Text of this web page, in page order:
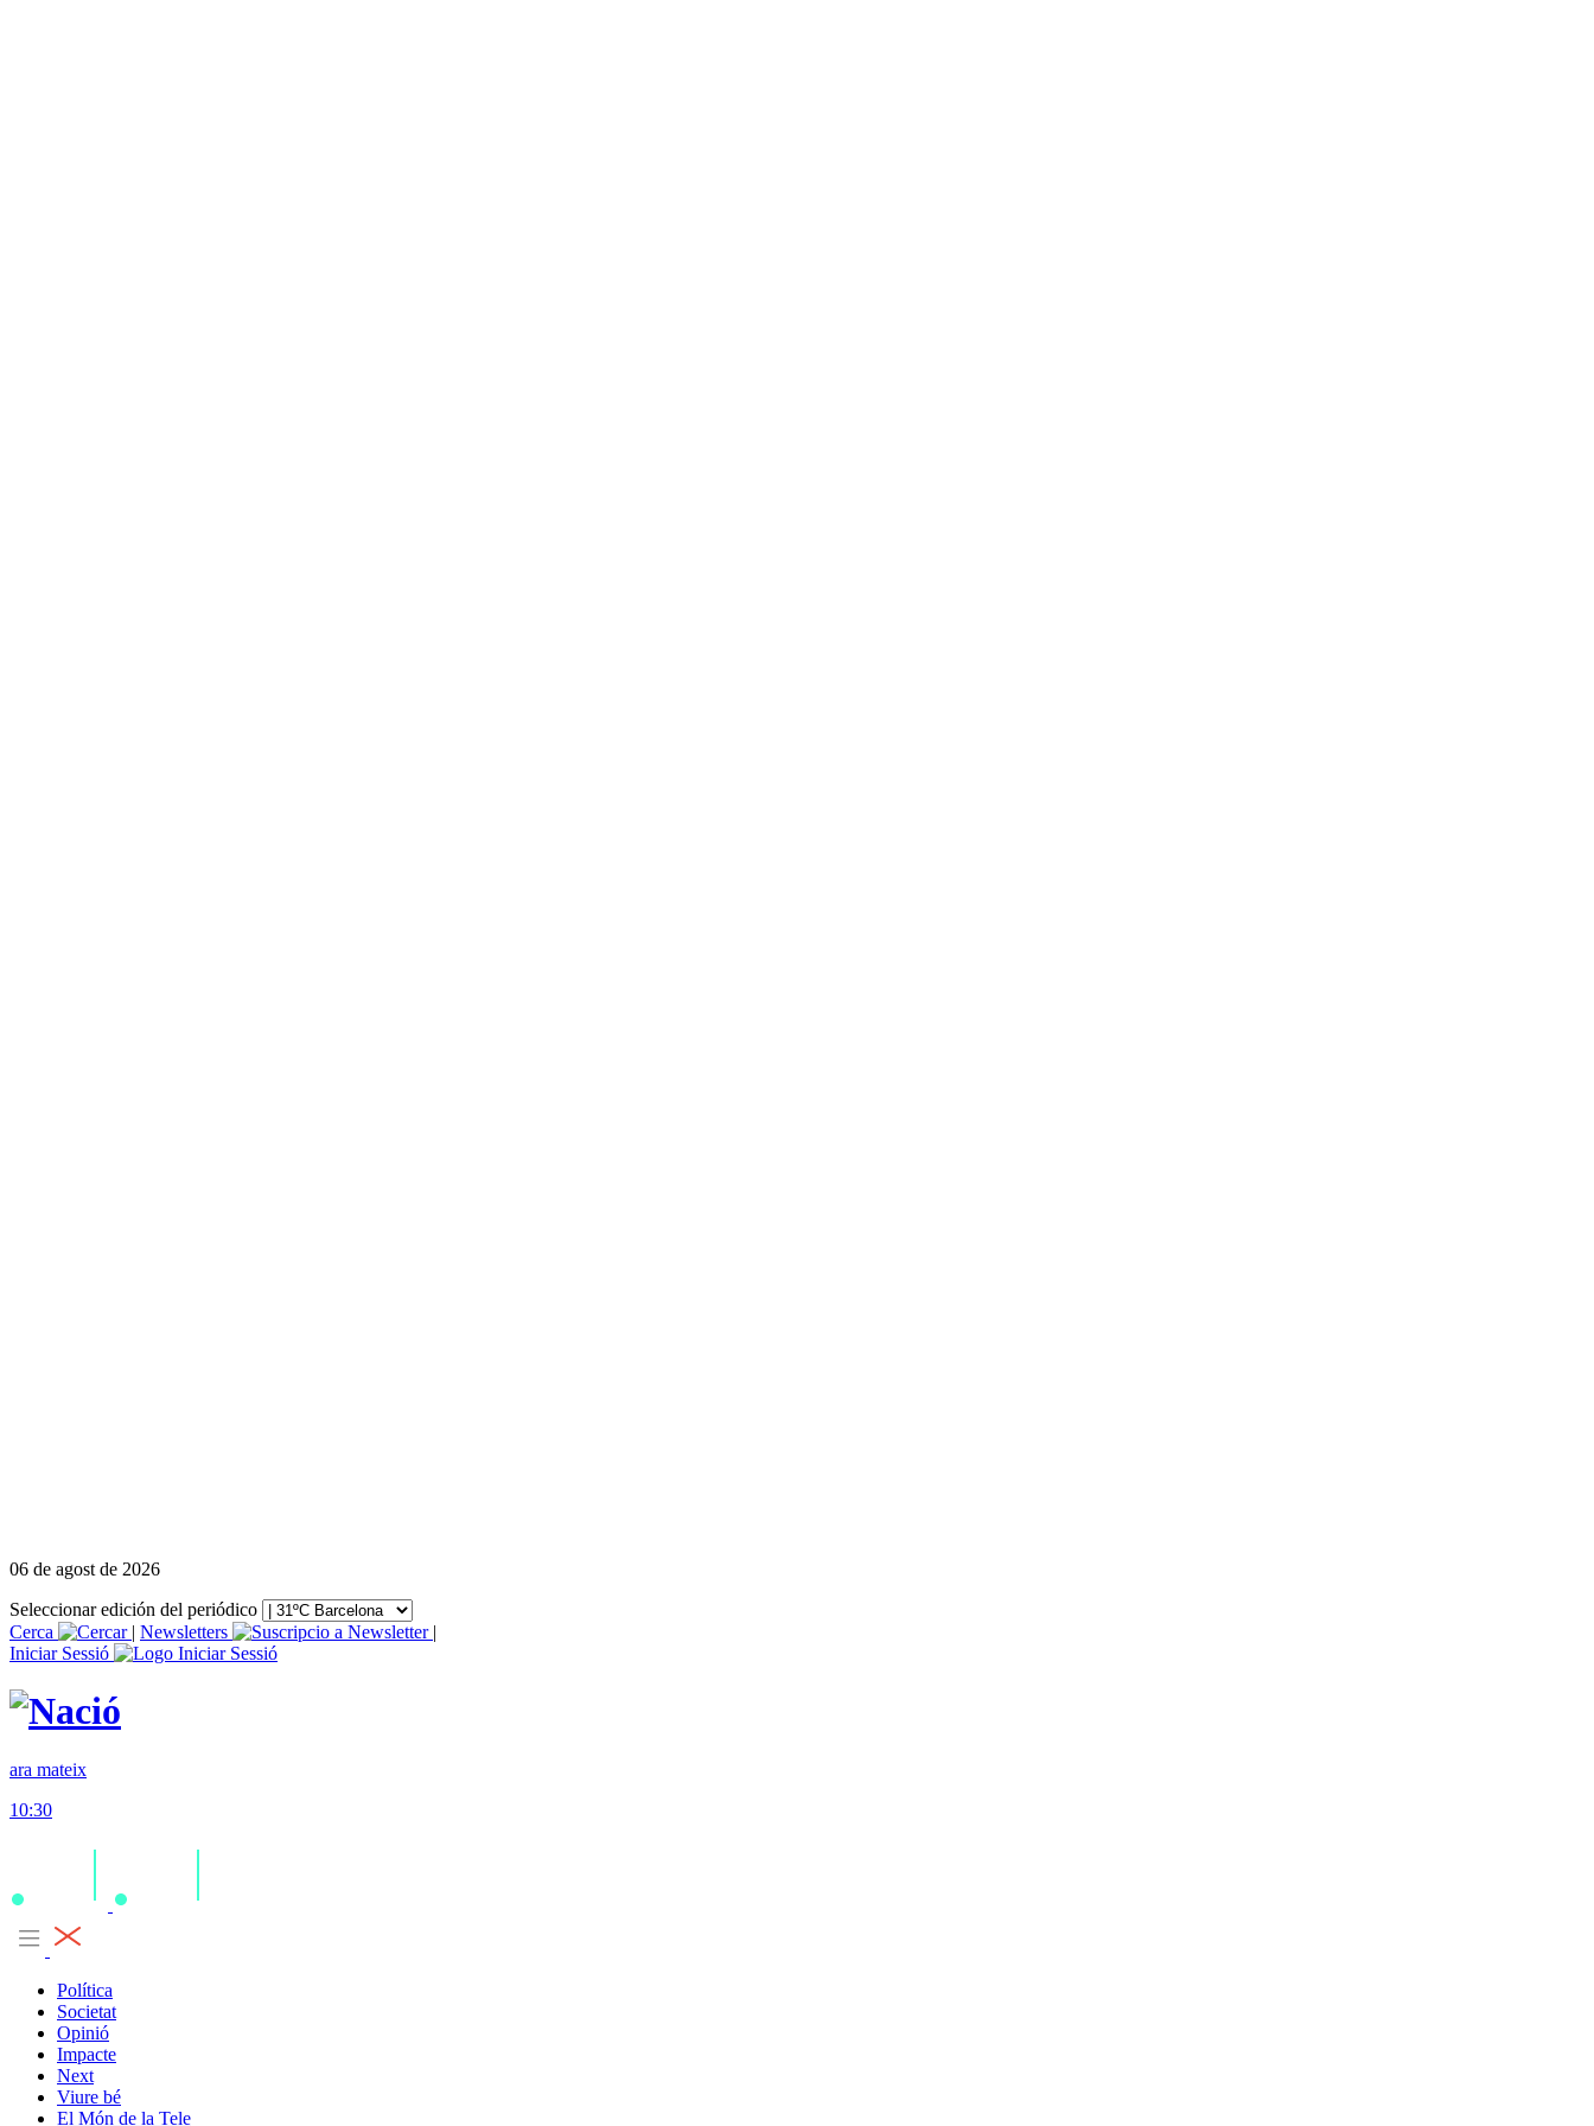
06 de agost de 2026
Seleccionar edición del periódico
Cerca
| Newsletters
|
Iniciar Sessió
ara mateix
10:30
Política
Societat
Opinió
Impacte
Next
Viure bé
El Món de la Tele